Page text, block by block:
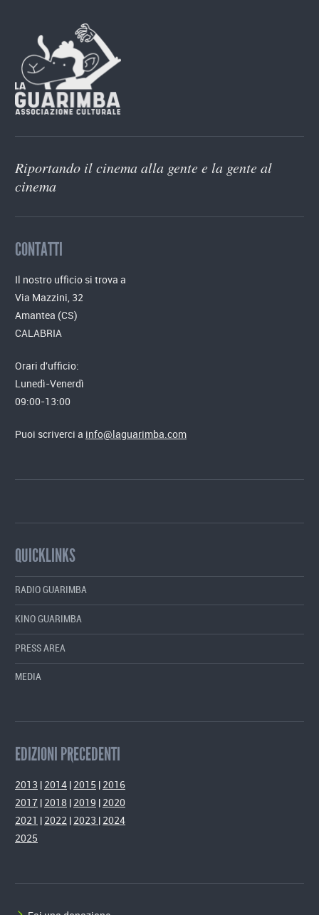
Riportando il cinema alla gente e la gente al
cinema
CONTATTI
Il nostro ufficio si trova a
Via Mazzini, 32
Amantea (CS)
CALABRIA
Orari d'ufficio:
Lunedì-Venerdì
09:00-13:00
Puoi scriverci a info@laguarimba.com
QUICKLINKS
RADIO GUARIMBA
KINO GUARIMBA
PRESS AREA
MEDIA
EDIZIONI PRECEDENTI
2013 | 2014 | 2015 | 2016
2017 | 2018 | 2019 | 2020
2021 | 2022 | 2023 | 2024
2025